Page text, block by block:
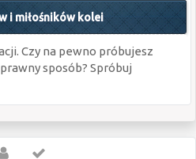
i miłośników kolei
Czy na pewno próbujesz
sposób? Spróbuj